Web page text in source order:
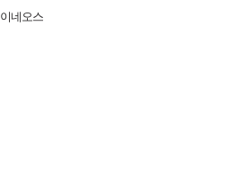
이네오스